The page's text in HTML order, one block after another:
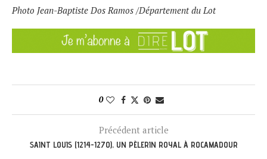
Photo Jean-Baptiste Dos Ramos /Département du Lot
0
Précédent article
SAINT LOUIS (1214-1270), UN PÈLERIN ROYAL À ROCAMADOUR